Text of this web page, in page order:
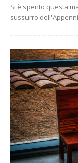
Si è spento questa
sussurro